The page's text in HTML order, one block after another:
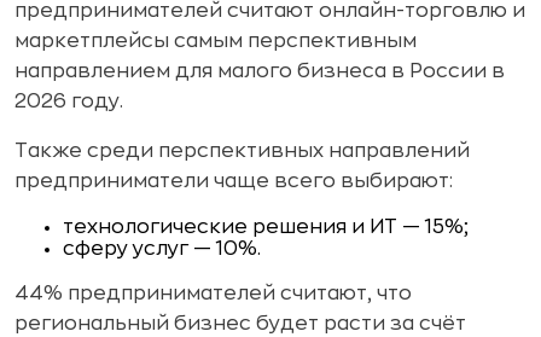
предпринимателей считают онлайн-торговлю и
маркетплейсы самым перспективным
направлением для малого бизнеса в России в
2026 году.
Также среди перспективных направлений
предприниматели чаще всего выбирают:
технологические решения и ИТ — 15%;
сферу услуг — 10%.
44% предпринимателей считают, что
региональный бизнес будет расти за счёт